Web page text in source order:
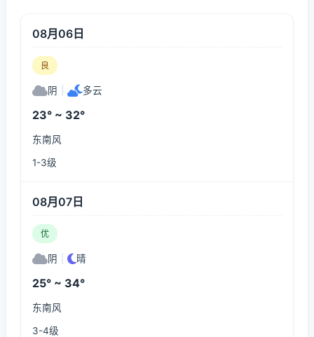
08月06日
良
阴 多云
23° ~ 32°
东南风
1-3级
08月07日
优
阴 晴
25° ~ 34°
东南风
3-4级